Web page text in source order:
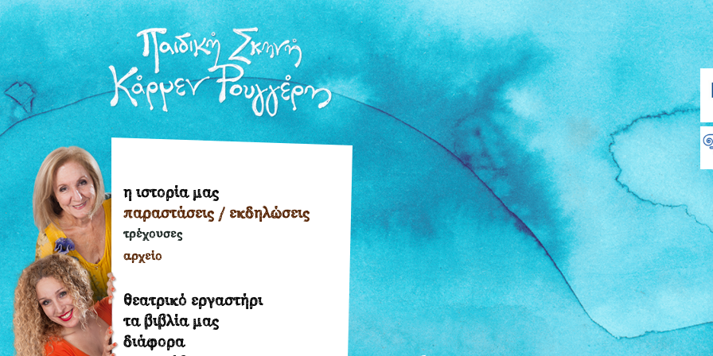
η ιστορία μας
παραστάσεις / εκδηλώσεις
τρέχουσες
αρχείο
θεατρικό εργαστήρι
τα βιβλία μας
διάφορα
η
ιστορία
μας
παραστάσεις
/
εκδηλώσεις
τρέχουσες
αρχείο